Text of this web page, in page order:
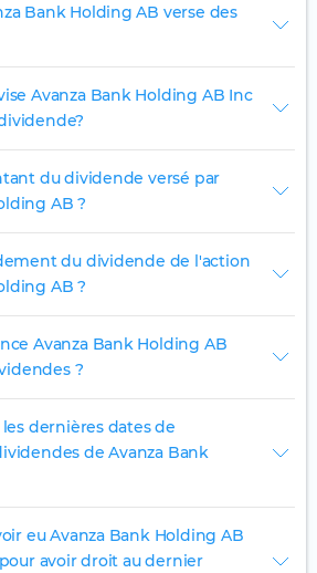
Bank Holding AB verse des
Avanza Bank Holding AB Inc
du dividende versé par
AB ?
du dividende de l'action
AB ?
Avanza Bank Holding AB
?
dernières dates de
de Avanza Bank
eu Avanza Bank Holding AB
avoir droit au dernier